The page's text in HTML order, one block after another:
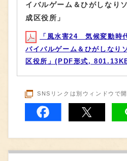
イバルゲーム＆ひがしなり
成区役所」
「風水害24 気候変動時
バイバルゲーム＆ひがしなり
区役所」(PDF形式,
SNSリンクは別ウィンドウで